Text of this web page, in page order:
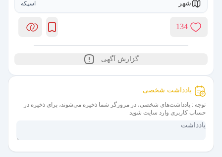
شهر اسپکه
گزارش آگهی
یادداشت شخصی
توجه : یادداشت‌های شخصی، در مرورگر شما ذخیره می‌شوند، برای ذخیره در
حساب کاربری وارد سایت شوید